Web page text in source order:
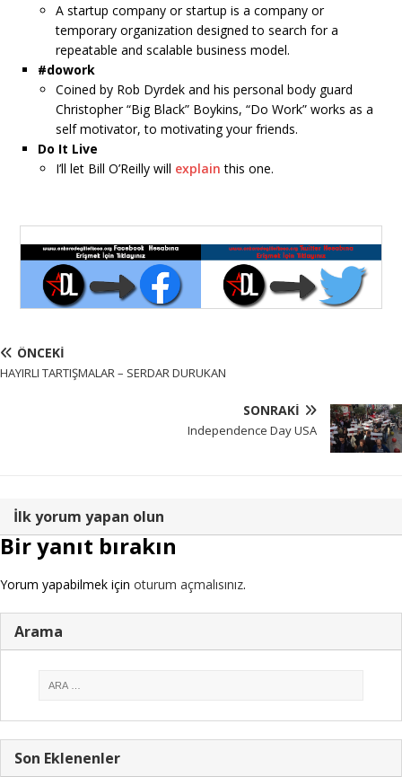
A startup company or startup is a company or
temporary organization designed to search for a
repeatable and scalable business model.
#dowork
Coined by Rob Dyrdek and his personal body guard
Christopher “Big Black” Boykins, “Do Work” works as a
self motivator, to motivating your friends.
Do It Live
I’ll let Bill O’Reilly will explain this one.
ÖNCEKI
HAYIRLI TARTIŞMALAR – SERDAR DURUKAN
SONRAKI
Independence Day USA
İlk yorum yapan olun
Bir yanıt bırakın
Yorum yapabilmek için oturum açmalısınız.
Arama
Son Eklenenler